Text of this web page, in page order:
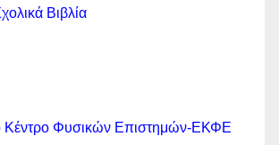
Βιβλία
Κέντρο Φυσικών Επιστημών-ΕΚΦΕ